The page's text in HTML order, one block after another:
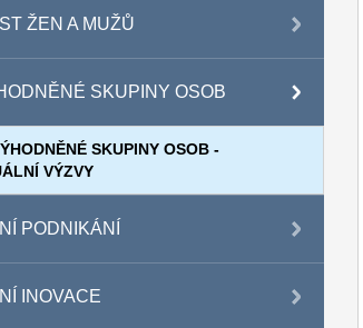
ŽEN A MUŽŮ
SKUPINY OSOB
SKUPINY OSOB -
VÝZVY
PODNIKÁNÍ
INOVACE